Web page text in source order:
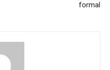
formal